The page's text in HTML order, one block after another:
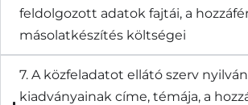
feldolgozott adatok fajtái, a
másolatkészítés költségei
7. A közfeladatot ellátó szerv
kiadványainak címe, témája, a